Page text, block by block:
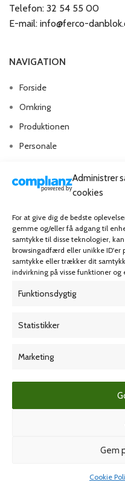
Administrer
cookies
For at give dig de bedste
gemme og/eller få adgang til
samtykke til disse teknologier,
browsingadfærd eller unikke ID'er
samtykke eller trækker dit
indvirkning på visse funktioner og
Funktionsdygtig
Statistikker
Marketing
Gem
Cookie
Telefon: 32 54 55 00
E-mail: info@ferco-
NAVIGATION
Forside
Omkring
Produktionen
Personale
MIN KONTO
Adresser
Dansk